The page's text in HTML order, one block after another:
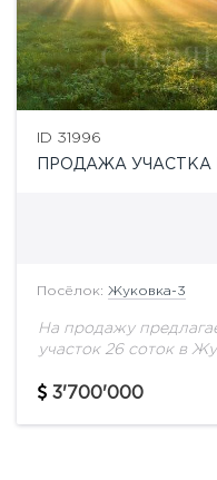
ID 31996
ПРОДАЖА
Посёлок: Жуковка-3
На продажу
участок 26 соток в
3'700'000